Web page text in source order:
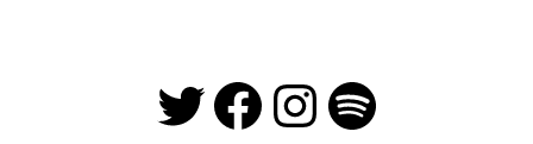
Twitter
Facebook
Instagram
Spotify